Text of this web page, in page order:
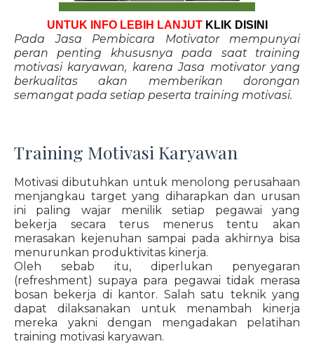
UNTUK INFO LEBIH LANJUT KLIK DISINI
Pada Jasa Pembicara Motivator mempunyai
peran penting khususnya pada saat training
motivasi karyawan, karena Jasa motivator yang
berkualitas akan memberikan dorongan
semangat pada setiap peserta training motivasi.
Training Motivasi Karyawan
Motivasi dibutuhkan untuk menolong perusahaan
menjangkau target yang diharapkan dan urusan
ini paling wajar menilik setiap pegawai yang
bekerja secara terus menerus tentu akan
merasakan kejenuhan sampai pada akhirnya bisa
menurunkan produktivitas kinerja.
Oleh sebab itu, diperlukan penyegaran
(refreshment) supaya para pegawai tidak merasa
bosan bekerja di kantor. Salah satu teknik yang
dapat dilaksanakan untuk menambah kinerja
mereka yakni dengan mengadakan pelatihan
training motivasi karyawan.